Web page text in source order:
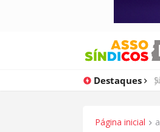
Destaques
Página inicial